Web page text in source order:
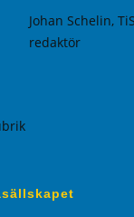
Johan Schelin,
redaktör